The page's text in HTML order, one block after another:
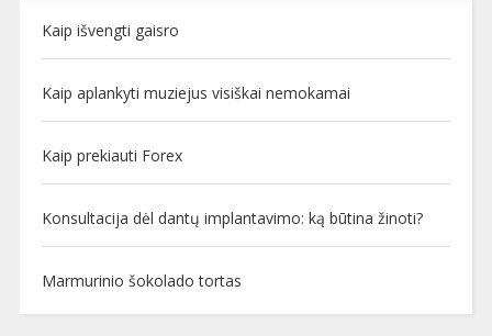
Kaip išvengti gaisro
Kaip aplankyti muziejus visiškai nemokamai
Kaip prekiauti Forex
Konsultacija dėl dantų implantavimo: ką būtina žinoti?
Marmurinio šokolado tortas